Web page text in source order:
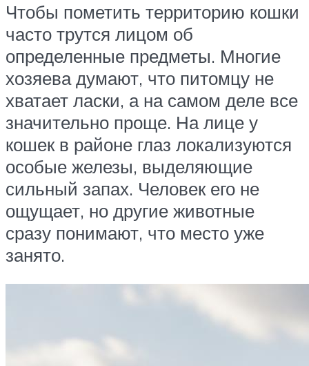
Чтобы пометить территорию кошки
часто трутся лицом об
определенные предметы. Многие
хозяева думают, что питомцу не
хватает ласки, а на самом деле все
значительно проще. На лице у
кошек в районе глаз локализуются
особые железы, выделяющие
сильный запах. Человек его не
ощущает, но другие животные
сразу понимают, что место уже
занято.